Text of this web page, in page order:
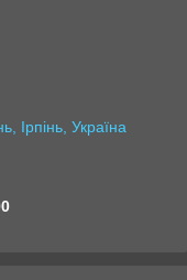
Ірпінь, Україна